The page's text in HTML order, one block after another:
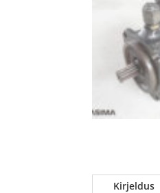
Kirjeldus